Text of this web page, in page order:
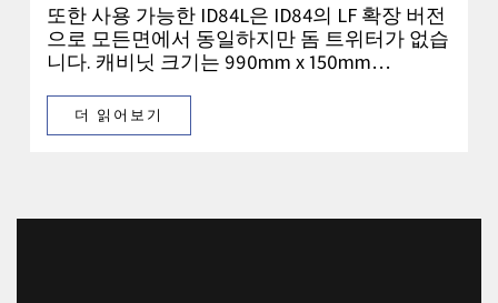
또한 사용 가능한 ID84L은 ID84의 LF 확장 버전
으로 모든면에서 동일하지만 돔 트위터가 없습
니다. 캐비닛 크기는 990mm x 150mm…
더 읽어보기